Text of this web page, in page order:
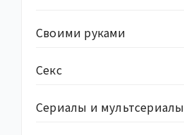
Своими руками
Секс
Сериалы и мультсериалы